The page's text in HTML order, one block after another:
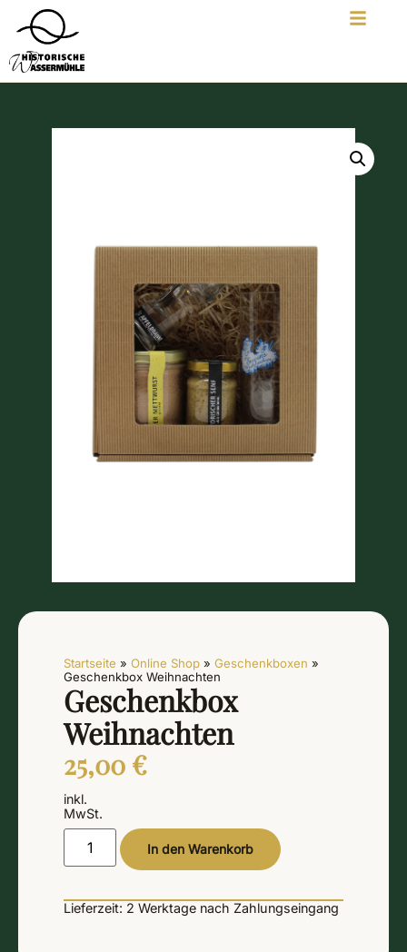
Startseite » Online Shop » Geschenkboxen »
Geschenkbox Weihnachten
Geschenkbox
Weihnachten
25,00 €
inkl.
MwSt.
In den Warenkorb
Lieferzeit: 2 Werktage nach Zahlungseingang